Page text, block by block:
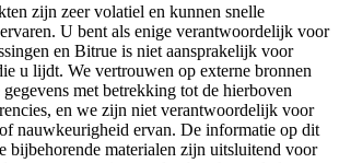
Exclusive 10% APR
Staking | Daily Rewards
zijn zeer volatiel en kunnen snelle
U bent als enige verantwoordelijk voor
en Bitrue is niet aansprakelijk voor
u lijdt. We vertrouwen op externe bronnen
met betrekking tot de hierboven
en we zijn niet verantwoordelijk voor
nauwkeurigheid ervan. De informatie op dit
bijbehorende materialen zijn uitsluitend voor